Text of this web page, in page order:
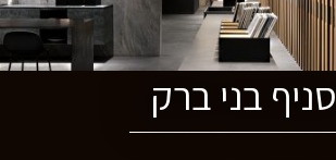
סניף בני ברק